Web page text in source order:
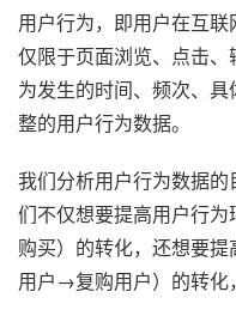
用户行为，即用户在互
仅限于页面浏览、点击
为发生的时间、频次、
整的用户行为数据。
我们分析用户行为数据
们不仅想要提高用户行
购买）的转化，还想要
用户→复购用户）的转化